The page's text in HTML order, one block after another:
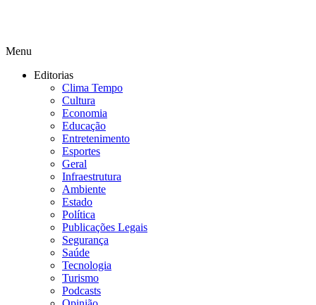
Menu
Editorias
Clima Tempo
Cultura
Economia
Educação
Entretenimento
Esportes
Geral
Infraestrutura
Ambiente
Estado
Política
Publicações Legais
Segurança
Saúde
Tecnologia
Turismo
Podcasts